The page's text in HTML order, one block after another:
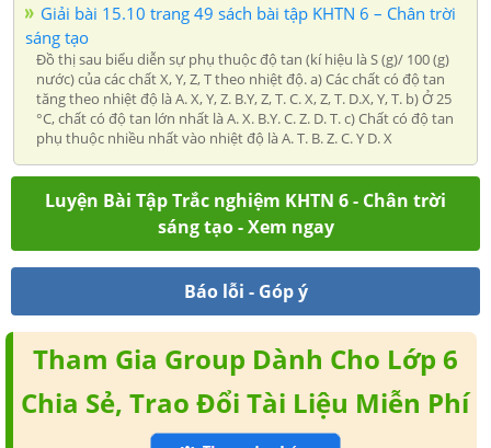
Giải bài 15.10 trang 49 sách bài tập KHTN 6 – Chân trời
sáng tạo
Đồ thị sau biểu diễn sự phụ thuộc độ tan (kí hiệu là S (g)/ 100 (g)
nước) của các chất X, Y, Z, T theo nhiệt độ. a) Các chất có độ tan
tăng theo nhiệt độ là A. X, Y, Z. B.Y, Z, T. C. X, Z, T. D.X, Y, T. b) Ở 25
°C, chất có độ tan lớn nhất là A. X. B.Y. C. Z. D. T. c) Chất có độ tan
phụ thuộc nhiều nhất vào nhiệt độ là A. T. B. Z. C. Y D. X
Luyện Bài Tập Trắc nghiệm KHTN 6 - Chân trời
sáng tạo - Xem ngay
Báo lỗi - Góp ý
Tham Gia Group Dành Cho Lớp 6
Chia Sẻ, Trao Đổi Tài Liệu Miễn Phí